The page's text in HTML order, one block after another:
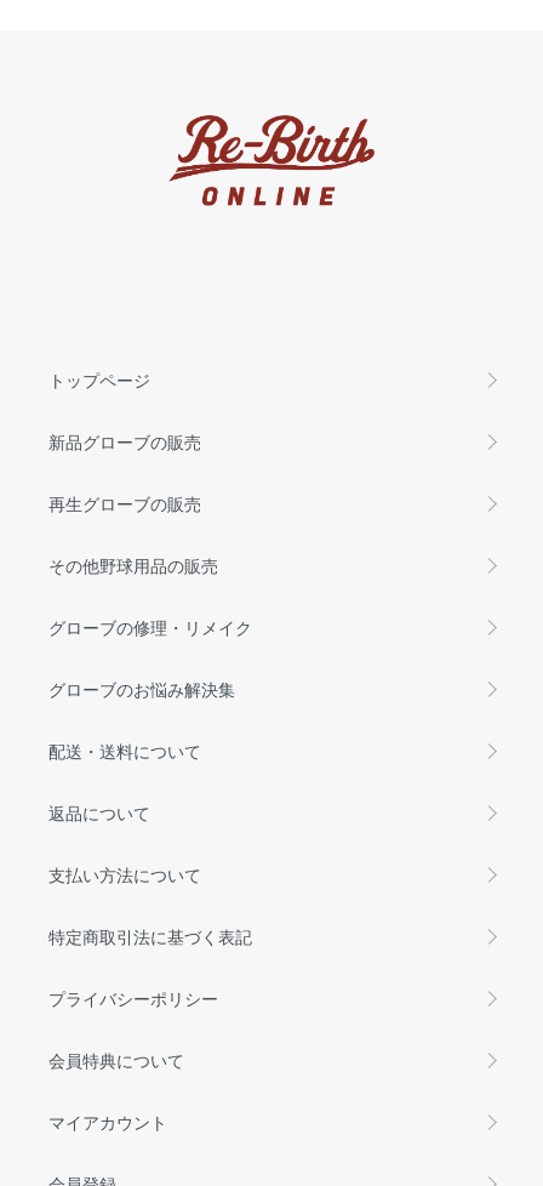
トップページ
新品グローブの販売
再生グローブの販売
その他野球用品の販売
グローブの修理・リメイク
グローブのお悩み解決集
配送・送料について
返品について
支払い方法について
特定商取引法に基づく表記
プライバシーポリシー
会員特典について
マイアカウント